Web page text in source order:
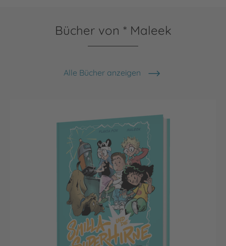
Bücher von * Maleek
Alle Bücher anzeigen